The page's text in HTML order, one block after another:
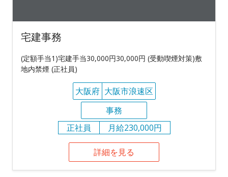
宅建事務
(定額手当1)宅建手当30,000円30,000円 (受動喫煙対策)敷
地内禁煙 (正社員)
大阪府 大阪市浪速区
事務
正社員
月給230,000円
詳細を見る